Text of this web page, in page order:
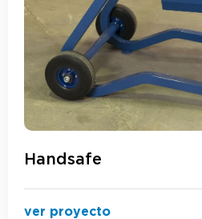
Handsafe
ver proyecto